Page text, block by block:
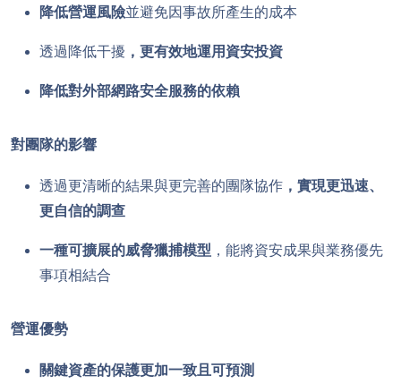
降低營運風險並避免因事故所產生的成本
透過降低干擾 ，更有效地運用資安投資
降低對外部網路安全服務的依賴
對團隊的影響
透過更清晰的結果與更完善的團隊協作 ，實現更迅速、
更自信的調查
一種可擴展的威脅獵捕模型 ，能將資安成果與業務優先
事項相結合
營運優勢
關鍵資產的保護更加一致且可預測